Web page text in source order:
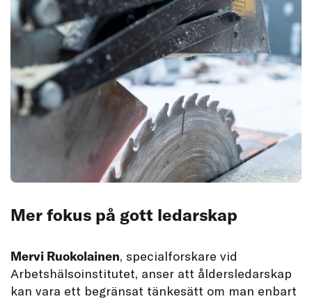
Mer fokus på gott ledarskap
Mervi Ruokolainen, specialforskare vid
Arbetshälsoinstitutet, anser att åldersledarskap
kan vara ett begränsat tänkesätt om man enbart